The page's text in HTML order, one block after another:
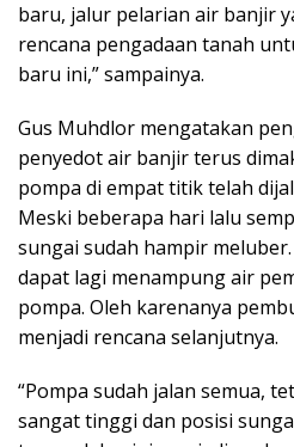
baru, jalur pelarian air banjir
rencana pengadaan tanah
baru ini,” sampainya.
Gus Muhdlor mengatakan
penyedot air banjir terus
pompa di empat titik telah
Meski beberapa hari lalu
sungai sudah hampir
dapat lagi menampung air
pompa. Oleh karenanya
menjadi rencana selanjutnya.
“Pompa sudah jalan semua,
sangat tinggi dan posisi